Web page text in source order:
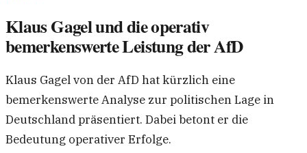
Klaus Gagel und die operativ
bemerkenswerte Leistung der AfD
Klaus Gagel von der AfD hat kürzlich eine
bemerkenswerte Analyse zur politischen Lage in
Deutschland präsentiert. Dabei betont er die
Bedeutung operativer Erfolge.